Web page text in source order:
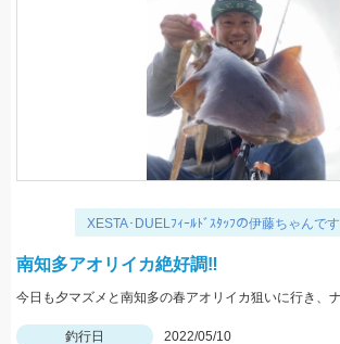
XESTA･DUELﾌｨｰﾙﾄﾞｽﾀｯﾌの伊藤ちゃんです
南知多アオリイカ絶好調‼️
釣行日
2022/05/10